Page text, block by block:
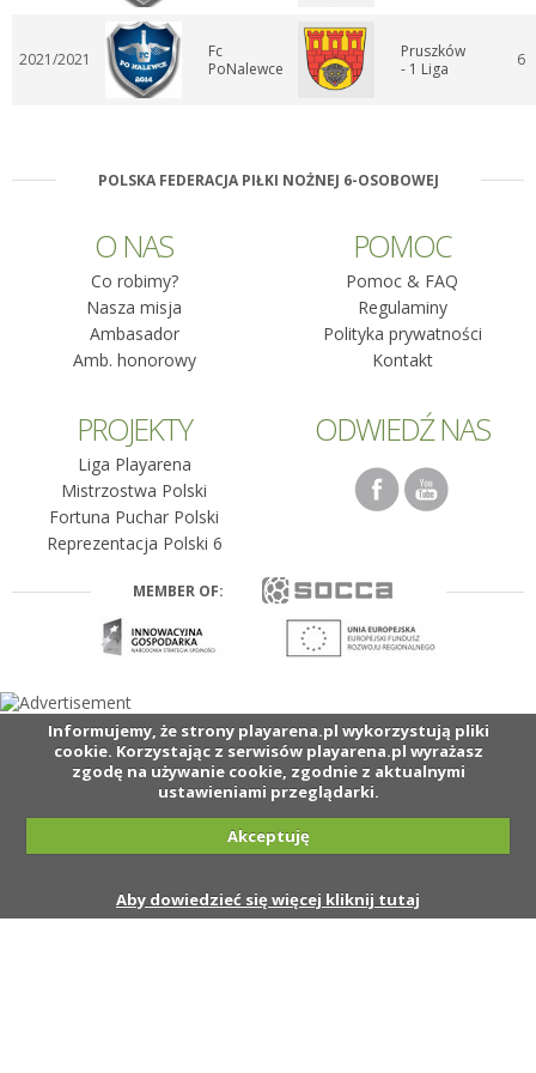
2021/2021
Fc
PoNalewce
Pruszków
- 1 Liga
6
POLSKA FEDERACJA PIŁKI NOŻNEJ 6-OSOBOWEJ
O NAS
Co robimy?
Nasza misja
Ambasador
Amb. honorowy
POMOC
Pomoc & FAQ
Regulaminy
Polityka prywatności
Kontakt
PROJEKTY
Liga Playarena
Mistrzostwa Polski
Fortuna Puchar Polski
Reprezentacja Polski 6
ODWIEDŹ NAS
MEMBER OF:
Informujemy, że strony playarena.pl wykorzystują pliki
cookie. Korzystając z serwisów playarena.pl wyrażasz
zgodę na używanie cookie, zgodnie z aktualnymi
ustawieniami przeglądarki.
Akceptuję
Aby dowiedzieć się więcej kliknij tutaj